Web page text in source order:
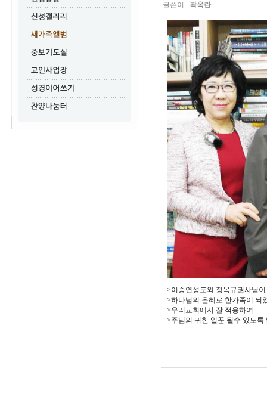
글쓴이 : 곽옥란
>이승연성도와 정옥규권사님
>하나님의 은혜로 한가족이 되
>우리교회에서 잘 적응하여
>주님의 귀한 일꾼 될수 있도